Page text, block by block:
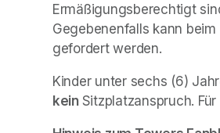
Ermäßigungsberechtigt
Gegebenenfalls kann
gefordert werden.
kein Sitzplatzanspruch.